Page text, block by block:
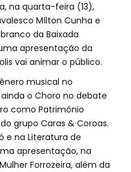
na quarta-feira (13),
Mílton Cunha e
da Baixada
apresentação da
vai animar o público.
musical no
o Choro no debate
como Patrimônio
grupo Caras & Coroas.
e na Literatura de
apresentação, na
Forrozeira, além da